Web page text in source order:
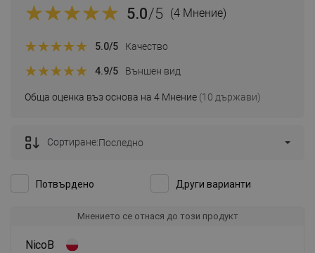
5.0/5 (4 Мнение)
Обща оценка въз основа на 4 Мнение (10 държави)
5.0/5 Качество
4.9/5 Външен вид
Потвърдено Други варианти
Сортиране:Последно
Мнението се отнася до този продукт
NicoB